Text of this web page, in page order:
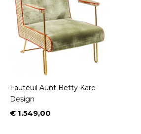
Fauteuil Aunt Betty Kare
Design
Prijs
€ 1.549,00